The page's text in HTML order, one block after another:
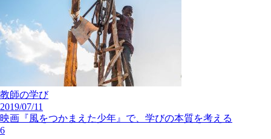
2021/10/19
子供とのコミュニケーションで学級づくり【登校時・朝の会】
4